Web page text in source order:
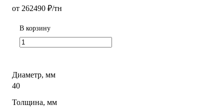
от 262490 ₽/тн
В корзину
Диаметр, мм
40
Толщина, мм